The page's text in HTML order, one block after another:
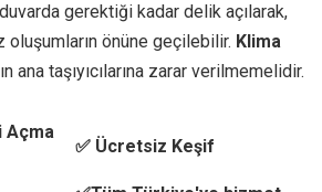
gerektiği kadar delik açılarak,
önüne geçilebilir. Klima
ana taşıyıcılarına zarar verilmemelidir.
Açma
✅ Ücretsiz Keşif